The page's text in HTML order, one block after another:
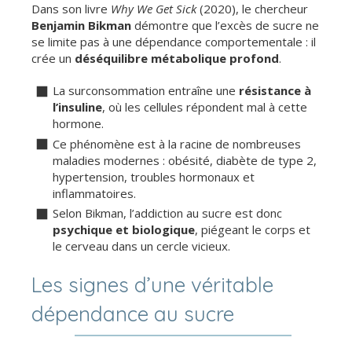
Dans son livre Why We Get Sick(2020), le chercheur
Benjamin Bikman démontre que l’excès de sucre ne
se limite pas à une dépendance comportementale : il
crée un déséquilibre métabolique profond.
La surconsommation entraîne une résistance à
l’insuline, où les cellules répondent mal à cette
hormone.
Ce phénomène est à la racine de nombreuses
maladies modernes : obésité, diabète de type 2,
hypertension, troubles hormonaux et
inflammatoires.
Selon Bikman, l’addiction au sucre est donc
psychique et biologique, piégeant le corps et
le cerveau dans un cercle vicieux.
Les signes d’une véritable
dépendance au sucre